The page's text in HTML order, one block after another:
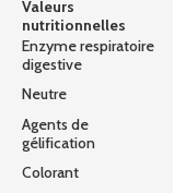
Valeurs
nutritionnelles
Enzyme respiratoire
digestive
Neutre
Agents de
gélification
Colorant